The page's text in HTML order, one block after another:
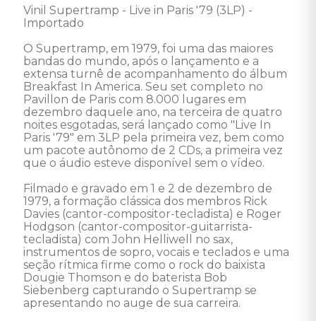
Vinil Supertramp - Live in Paris '79 (3LP) -
Importado
O Supertramp, em 1979, foi uma das maiores
bandas do mundo, após o lançamento e a
extensa turnê de acompanhamento do álbum
Breakfast In America. Seu set completo no
Pavillon de Paris com 8.000 lugares em
dezembro daquele ano, na terceira de quatro
noites esgotadas, será lançado como "Live In
Paris '79" em 3LP pela primeira vez, bem como
um pacote autônomo de 2 CDs, a primeira vez
que o áudio esteve disponível sem o vídeo.
Filmado e gravado em 1 e 2 de dezembro de
1979, a formação clássica dos membros Rick
Davies (cantor-compositor-tecladista) e Roger
Hodgson (cantor-compositor-guitarrista-
tecladista) com John Helliwell no sax,
instrumentos de sopro, vocais e teclados e uma
seção rítmica firme como o rock do baixista
Dougie Thomson e do baterista Bob
Siebenberg capturando o Supertramp se
apresentando no auge de sua carreira.